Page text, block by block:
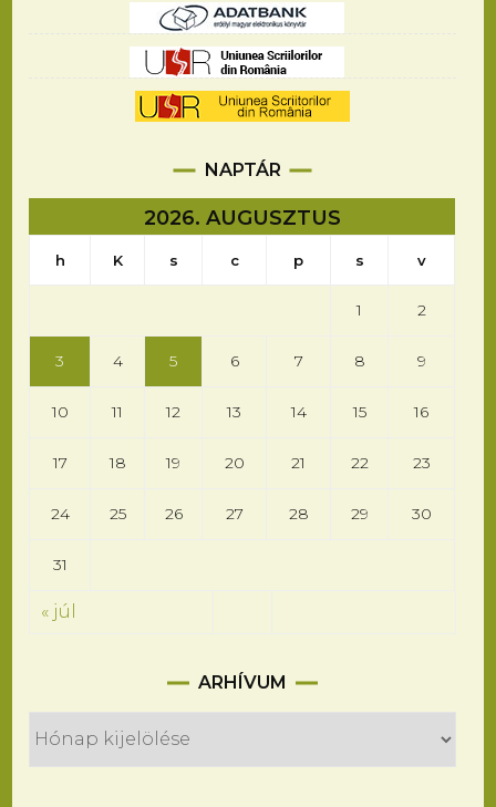
NAPTÁR
2026. AUGUSZTUS
h K s c p s v
1 2
3 4 5 6 7 8 9
10 11 12 13 14 15 16
17 18 19 20 21 22 23
24 25 26 27 28 29 30
31
« júl
ARHÍVUM
Arhívum